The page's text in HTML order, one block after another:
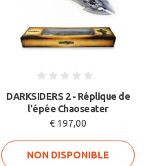
DARKSIDERS 2 - Réplique de
l'épée Chaoseater
€ 197,00
NON DISPONIBLE